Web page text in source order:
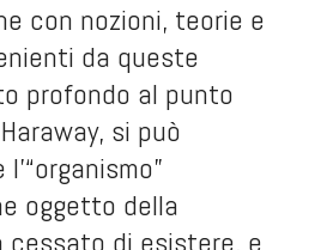
con nozioni, teorie e
da queste
profondo al punto
si può
oggetto della
cessato di esistere, e